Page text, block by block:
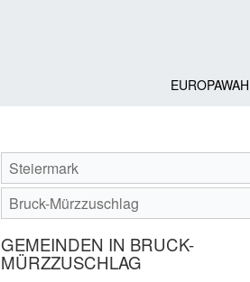
GEMEINDEN IN BRUCK-
MÜRZZUSCHLAG